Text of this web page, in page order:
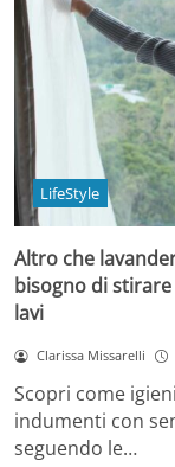
LifeStyle
Altro che
bisogno di
lavi
Clarissa Missarelli
Scopri come
indumenti con
seguendo le…